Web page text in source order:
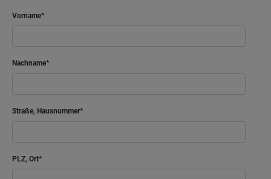
Vorname
Nachname
Straße, Hausnummer
PLZ, Ort